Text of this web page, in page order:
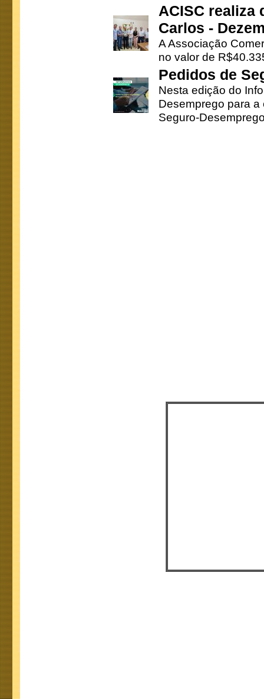
ACISC realiza
Carlos -
A Associação
no valor de
Pedidos de
Nesta edição do
Desemprego para
Seguro-